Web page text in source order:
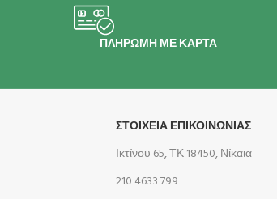
ΠΛΗΡΩΜΗ ΜΕ ΚΑΡΤΑ
ΣΤΟΙΧΕΙΑ ΕΠΙΚΟΙΝΩΝΙΑΣ
Ικτίνου 65, ΤΚ 18450, Νίκαια
210 4633 799